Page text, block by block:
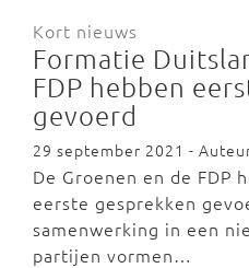
Kort nieuws
Formatie
FDP hebben
gevoerd
29 september 2021 -
De Groenen en de FDP
eerste gesprekken
samenwerking in een
partijen vormen…